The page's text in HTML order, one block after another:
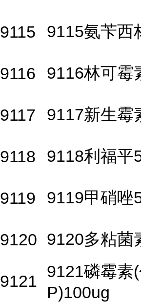
9115 9115氨苄西
9116 9116林可霉
9117 9117新生霉
9118 9118利福平
9119 9119甲硝唑
9120 9120多粘菌
9121
9121磷霉素
P)100ug